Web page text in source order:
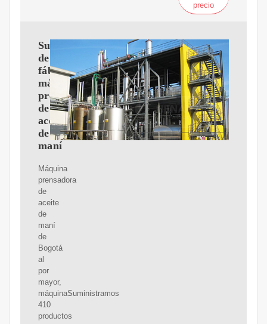
precio
Suministro
de
fábrica,
máquina
prensadora
de
aceite
de
maní
Máquina
prensadora
de
aceite
de
maní
de
Bogotá
al
por
mayor,
máquinaSuministramos
410
productos